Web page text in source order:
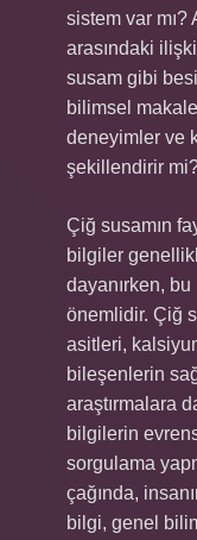
sistem var mı?
arasındaki
susam gibi
bilimsel
deneyimler ve
şekillendirir
Çiğ susamın
bilgiler
dayanırken,
önemlidir. Çiğ
asitleri,
bileşenlerin
araştırmalara
bilgilerin
sorgulama
çağında,
bilgi, genel